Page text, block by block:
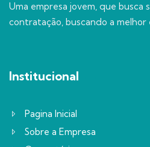
Uma empresa jovem, que busca
contratação, buscando a melhor
Institucional
Pagina Inicial
Sobre a Empresa